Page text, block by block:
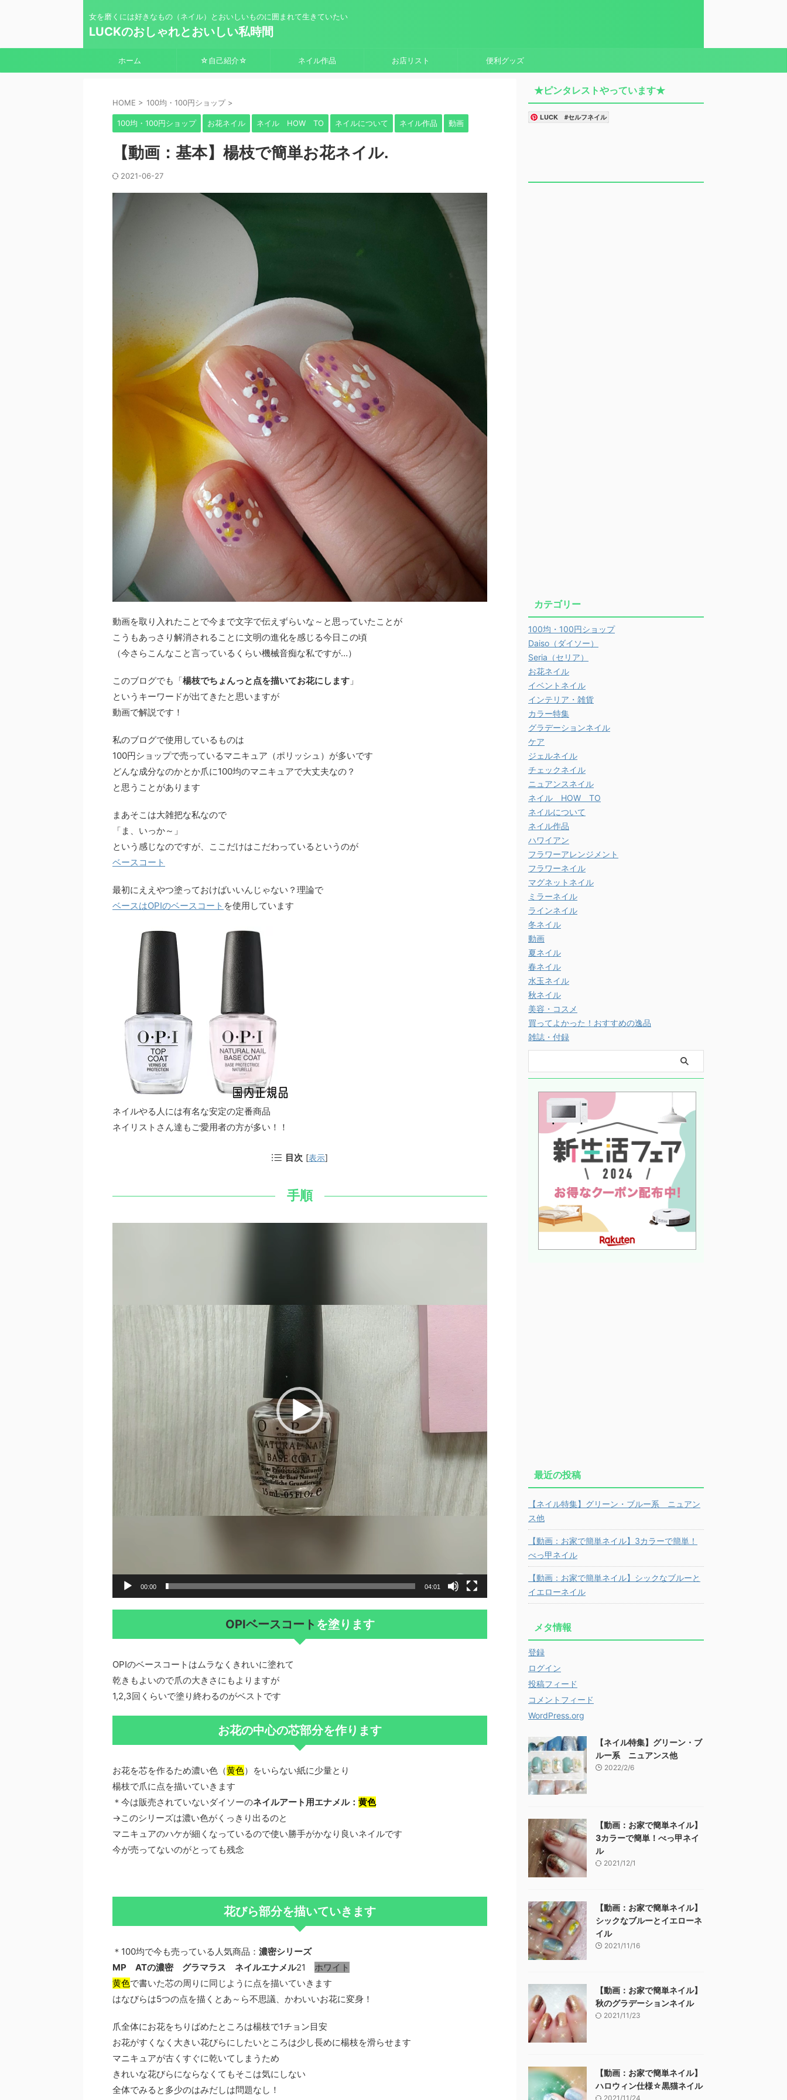
女を磨くには好きなもの（ネイル）とおいしいものに囲まれて生きていたい
LUCKのおしゃれとおいしい私時間
ホーム ☆自己紹介☆ ネイル作品 お店リスト 便利グッズ
HOME > 100均・100円ショップ >
100均・100円ショップ お花ネイル ネイル HOW TO ネイルについて ネイル作品 動画
【動画：基本】楊枝で簡単お花ネイル.
2021-06-27
動画を取り入れたことで今まで文字で伝えずらいな～と思っていたことが
こうもあっさり解消されることに文明の進化を感じる今日この頃
（今さらこんなこと言っているくらい機械音痴な私ですが…）
このブログでも「楊枝でちょんっと点を描いてお花にします 」
というキーワードが出てきたと思いますが
動画で解説です！
私のブログで使用しているものは
100円ショップで売っているマニキュア（ポリッシュ）が多いです
どんな成分なのかとか爪に100均のマニキュアで大丈夫なの？
と思うことがあります
まあそこは大雑把な私なので
「ま、いっか～」
という感じなのですが、ここだけはこだわっているというのが
ベースコート
最初にええやつ塗っておけばいいんじゃない？理論で
ベースはOPIのベースコート を使用しています
ネイルやる人には有名な安定の定番商品
ネイリストさん達もご愛用者の方が多い！！
目次 [表示]
手順
00:00 04:01
OPIベースコート を塗ります
OPIのベースコートはムラなくきれいに塗れて
乾きもよいので爪の大きさにもよりますが
1,2,3回くらいで塗り終わるのがベストです
お花の中心の芯部分を作ります
お花を芯を作るため濃い色（黄色）をいらない紙に少量とり
楊枝で爪に点を描いていきます
＊今は販売されていないダイソーのネイルアート用エナメル： 黄色
→このシリーズは濃い色がくっきり出るのと
マニキュアのハケが細くなっているので使い勝手がかなり良いネイルです
今が売ってないのがとっても残念
花びら部分を描いていきます
＊100均で今も売っている人気商品： 濃密シリーズ
MP ATの濃密 グラマラス ネイルエナメル21 ホワイト
黄色で書いた芯の周りに同じように点を描いていきます
はなびらは5つの点を描くとあ～ら不思議、かわいいお花に変身！
爪全体にお花をちりばめたところは楊枝で1チョン目安
お花がすくなく大きい花びらにしたいところは少し長めに楊枝を滑らせます
マニキュアが古くすぐに乾いてしまうため
きれいな花びらにならなくてもそこは気にしない
全体でみると多少のはみだしは問題なし！
★ピンタレストやっています★
LUCK #セルフネイル
カテゴリー
100均・100円ショップ
Daiso（ダイソー）
Seria（セリア）
お花ネイル
イベントネイル
インテリア・雑貨
カラー特集
グラデーションネイル
ケア
ジェルネイル
チェックネイル
ニュアンスネイル
ネイル HOW TO
ネイルについて
ネイル作品
ハワイアン
フラワーアレンジメント
フラワーネイル
マグネットネイル
ミラーネイル
ラインネイル
冬ネイル
動画
夏ネイル
春ネイル
水玉ネイル
秋ネイル
美容・コスメ
買ってよかった！おすすめの逸品
雑誌・付録
最近の投稿
【ネイル特集】グリーン・ブルー系 ニュアン
ス他
【動画：お家で簡単ネイル】3カラーで簡単！
べっ甲ネイル
【動画：お家で簡単ネイル】シックなブルーと
イエローネイル
メタ情報
登録
ログイン
投稿フィード
コメントフィード
WordPress.org
【ネイル特集】グリーン・ブ
ルー系 ニュアンス他
2022/2/6
【動画：お家で簡単ネイル】
3カラーで簡単！べっ甲ネイ
ル
2021/12/1
【動画：お家で簡単ネイル】
シックなブルーとイエローネ
イル
2021/11/16
【動画：お家で簡単ネイル】
秋のグラデーションネイル
2021/11/23
【動画：お家で簡単ネイル】
ハロウィン仕様☆黒猫ネイル
2021/11/24